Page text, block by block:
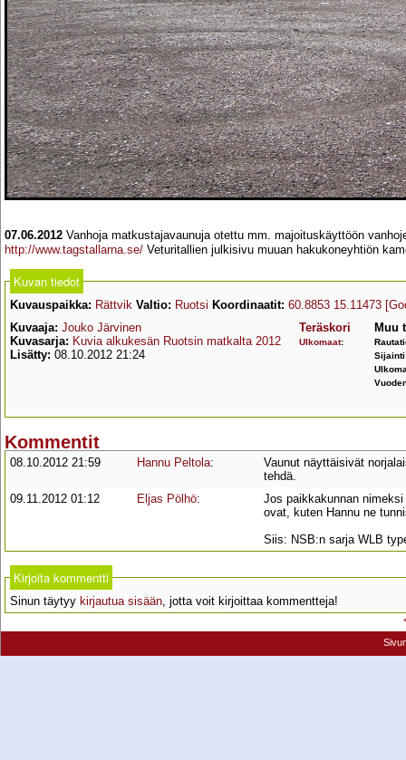
07.06.2012 Vanhoja matkustajavaunuja otettu mm. majoituskäyttöön
http://www.tagstallarna.se/ Veturitallien julkisivu muuan hakukoneyhtiön
Kuvan tiedot
Kuvauspaikka: Rättvik Valtio: Ruotsi Koordinaatit: 60.8853 15.11473
Kuvaaja: Jouko Järvinen
Kuvasarja: Kuvia alkukesän Ruotsin matkalta 2012
Lisätty: 08.10.2012 21:24
Teräskori
Ulkomaat:
Muu
Kommentit
08.10.2012 21:59 Hannu Peltola:
Vaunut näyttäisivät
tehdä.
09.11.2012 01:12
Eljas Pölhö:
Jos paikkakunnan
ovat, kuten Hannu ne
Siis: NSB:n sarja WLB
Kirjoita kommentti
Sinun täytyy kirjautua sisään, jotta voit kirjoittaa kommentteja!